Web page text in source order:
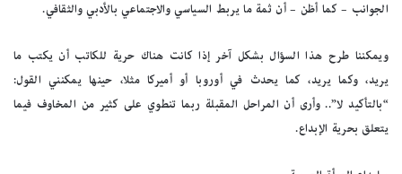
الجوانب – كما أظن – أن ثمة ما يربط السياسي والاجتماعي بالأدبي والثقافي.
ويمكننا طرح هذا السؤال بشكل آخر إذا كانت هناك حرية للكاتب أن يكتب ما
يريد، وكما يريد، كما يحدث في أوروبا أو أميركا مثلا، حينها يمكنني القول:
“بالتأكيد لا”.. وأرى أن المراحل المقبلة ربما تنطوي على كثير من المخاوف فيما
يتعلق بحرية الإبداع.